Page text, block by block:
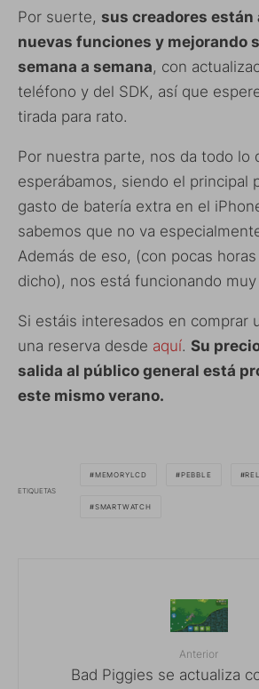
Por suerte, sus creadores están
nuevas funciones y mejorando
semana a semana, con
teléfono y del SDK, así que
tirada para rato.
Por nuestra parte, nos da todo lo
esperábamos, siendo el principal
gasto de batería extra en el
sabemos que no va
Además de eso, (con pocas
dicho), nos está funcionando muy
Si estáis interesados en comprar
una reserva desde aquí. Su
salida al público general está
este mismo verano.
ETIQUETAS
MEMORYLCD PEBBLE
SMARTWATCH
Anterior
Bad Piggies se actualiza